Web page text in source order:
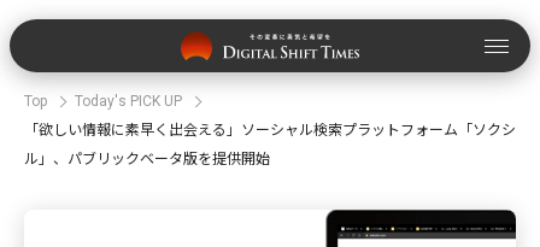
Top
Today's PICK UP
「欲しい情報に素早く出会える」ソーシャル検索プラットフォーム「ソクシ
ル」、パブリックベータ版を提供開始